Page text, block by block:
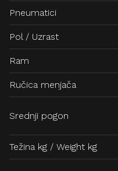
Pneumatici
Pol / Uzrast
Ram
Ručica menjača
Srednji pogon
Težina kg / Weight kg